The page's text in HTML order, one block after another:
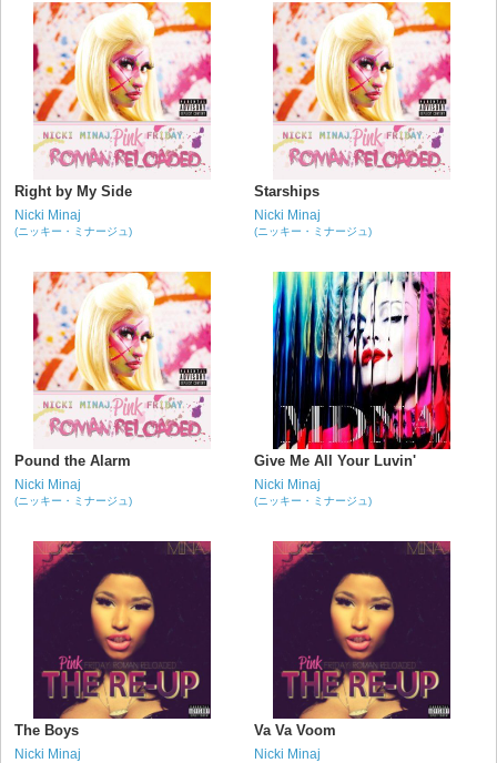
Right by My Side
Nicki Minaj
(ニッキー・ミナージュ)
Starships
Nicki Minaj
(ニッキー・ミナージュ)
Pound the Alarm
Nicki Minaj
(ニッキー・ミナージュ)
Give Me All Your Luvin'
Nicki Minaj
(ニッキー・ミナージュ)
The Boys
Nicki Minaj
Va Va Voom
Nicki Minaj